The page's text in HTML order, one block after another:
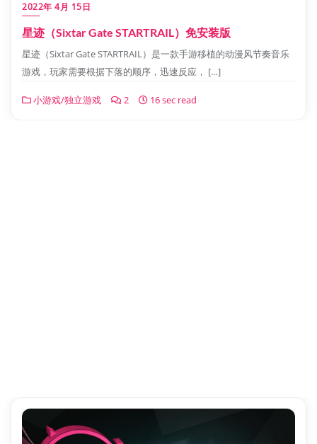
2022年 4月 15日
星迹（Sixtar Gate STARTRAIL）免安装版
星迹（Sixtar Gate STARTRAIL）是一款手游移植的动漫风节奏音乐
游戏，玩家需要根据下落的顺序，迅速反应， […]
小游戏/独立游戏 2 16 sec read